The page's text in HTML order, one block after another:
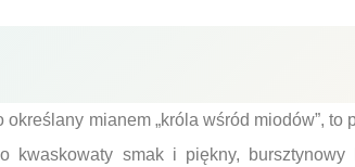
określany mianem „króla wśród miodów”,
kwaskowaty smak i piękny,